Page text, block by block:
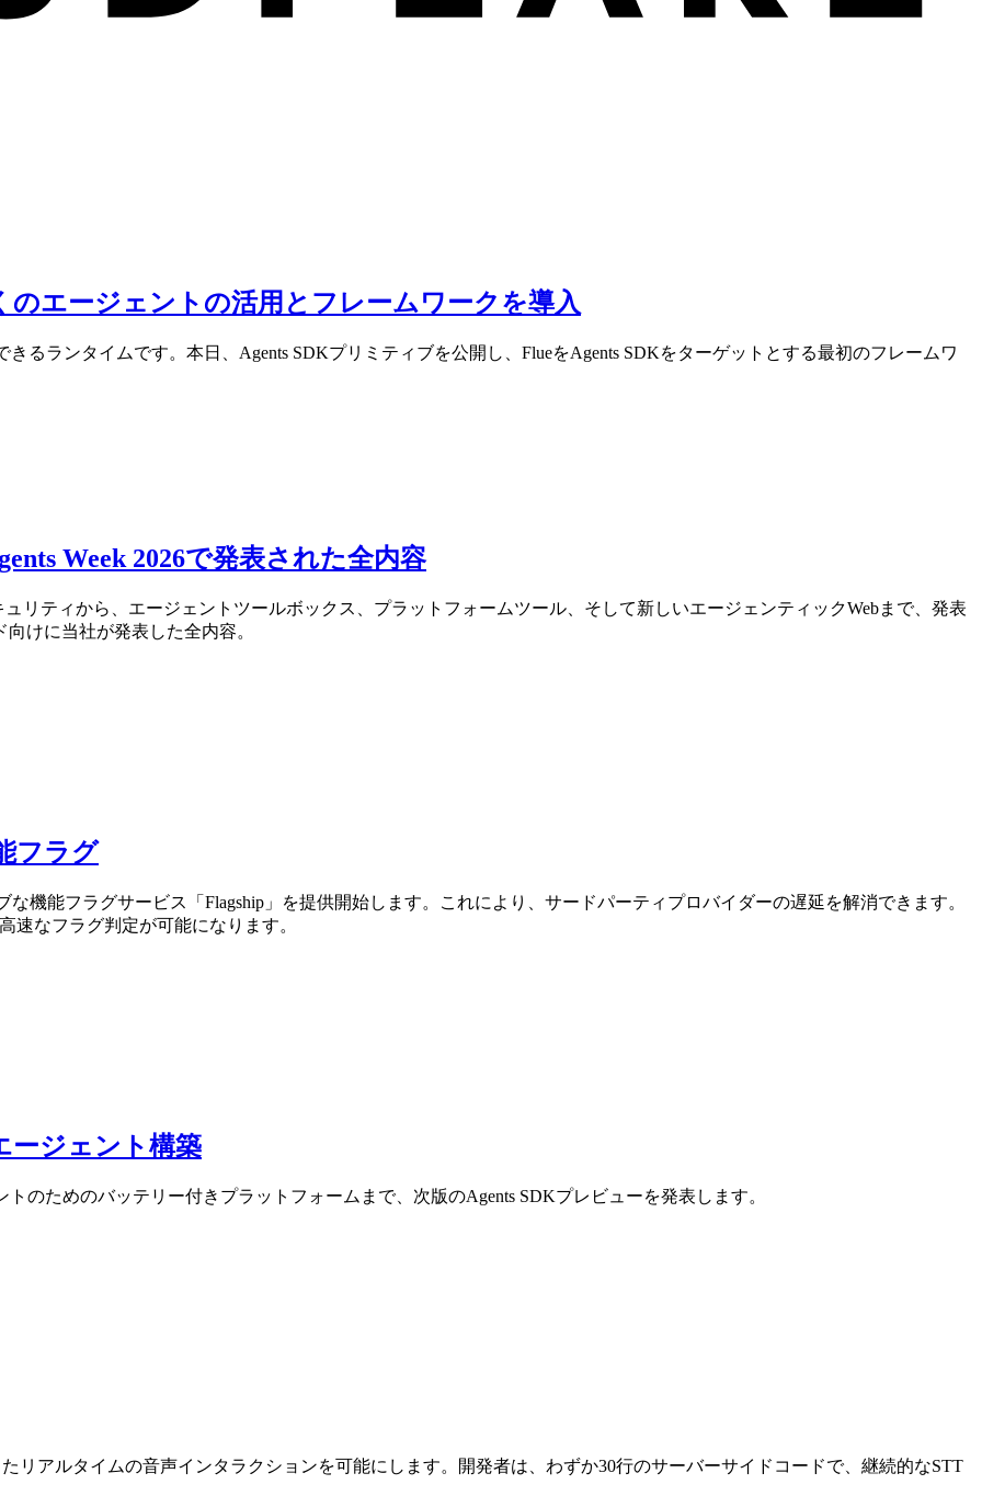
エージェントの活用とフレームワークを導入
るランタイムです。本日、Agents SDKプリミティブを公開し、FlueをAgents SDKをターゲットとする最初のフレームワ
Week 2026で発表された全内容
リティから、エージェントツールボックス、プラットフォームツール、そして新しいエージェンティックWebまで、発表
けに当社が発表した全内容。
フラグ
機能フラグサービス「Flagship」を提供開始します。これにより、サードパーティプロバイダーの遅延を解消できます。
速なフラグ判定が可能になります。
ージェント構築
のためのバッテリー付きプラットフォームまで、次版のAgents SDKプレビューを発表します。
リアルタイムの音声インタラクションを可能にします。開発者は、わずか30行のサーバーサイドコードで、継続的なSTT